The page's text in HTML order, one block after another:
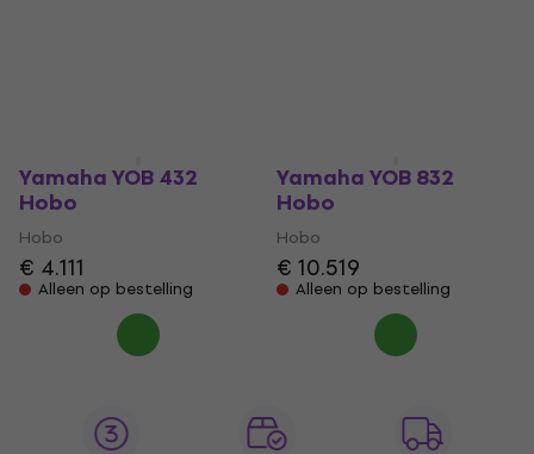
Yamaha YOB 432
Hobo
Hobo
€ 4.111
Alleen op bestelling
Yamaha YOB 832
Hobo
Hobo
€ 10.519
Alleen op bestelling